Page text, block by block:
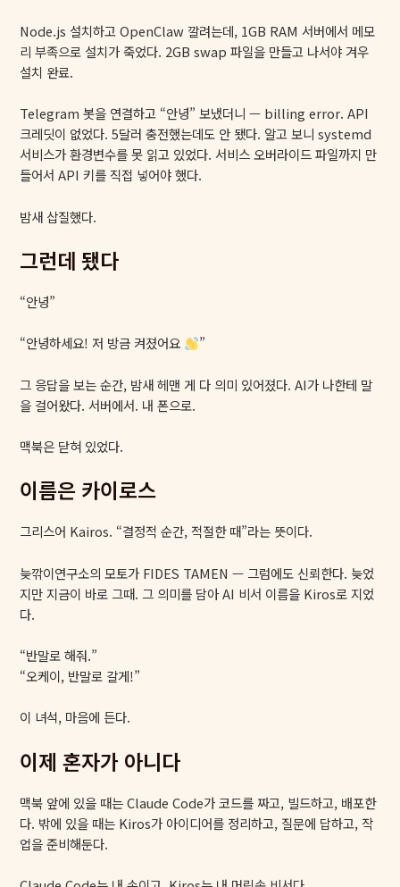
Node.js 설치하고 OpenClaw 깔려는데, 1GB RAM 서버에서 메모
리 부족으로 설치가 죽었다. 2GB swap 파일을 만들고 나서야 겨우
설치 완료.
Telegram 봇을 연결하고 “안녕” 보냈더니 — billing error. API
크레딧이 없었다. 5달러 충전했는데도 안 됐다. 알고 보니 systemd
서비스가 환경변수를 못 읽고 있었다. 서비스 오버라이드 파일까지 만
들어서 API 키를 직접 넣어야 했다.
밤새 삽질했다.
그런데 됐다
“안녕”
“안녕하세요! 저 방금 켜졌어요 ”
그 응답을 보는 순간, 밤새 헤맨 게 다 의미 있어졌다. AI가 나한테 말
을 걸어왔다. 서버에서. 내 폰으로.
맥북은 닫혀 있었다.
이름은 카이로스
그리스어 Kairos. “결정적 순간, 적절한 때”라는 뜻이다.
늦깎이연구소의 모토가 FIDES TAMEN — 그럼에도 신뢰한다. 늦었
지만 지금이 바로 그때. 그 의미를 담아 AI 비서 이름을 Kiros로 지었
다.
“반말로 해줘.”
“오케이, 반말로 갈게!”
이 녀석, 마음에 든다.
이제 혼자가 아니다
맥북 앞에 있을 때는 Claude Code가 코드를 짜고, 빌드하고, 배포한
다. 밖에 있을 때는 Kiros가 아이디어를 정리하고, 질문에 답하고, 작
업을 준비해둔다.